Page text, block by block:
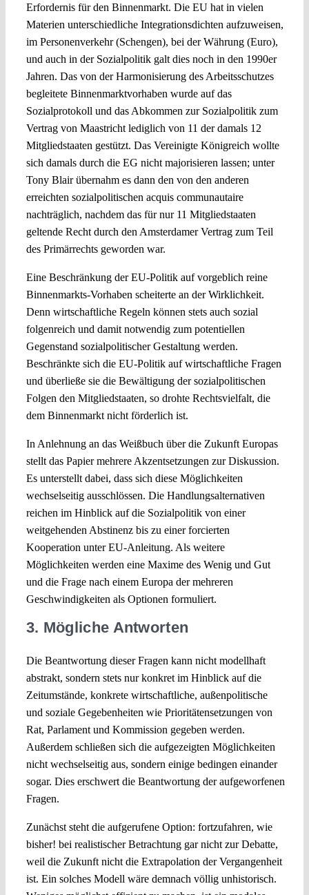
Erfordernis für den Binnenmarkt. Die EU hat in vielen
Materien unterschiedliche Integrationsdichten aufzuweisen,
im Personenverkehr (Schengen), bei der Währung (Euro),
und auch in der Sozialpolitik galt dies noch in den 1990er
Jahren. Das von der Harmonisierung des Arbeitsschutzes
begleitete Binnenmarktvorhaben wurde auf das
Sozialprotokoll und das Abkommen zur Sozialpolitik zum
Vertrag von Maastricht lediglich von 11 der damals 12
Mitgliedstaaten gestützt. Das Vereinigte Königreich wollte
sich damals durch die EG nicht majorisieren lassen; unter
Tony Blair übernahm es dann den von den anderen
erreichten sozialpolitischen acquis communautaire
nachträglich, nachdem das für nur 11 Mitgliedstaaten
geltende Recht durch den Amsterdamer Vertrag zum Teil
des Primärrechts geworden war.
Eine Beschränkung der EU-Politik auf vorgeblich reine
Binnenmarkts-Vorhaben scheiterte an der Wirklichkeit.
Denn wirtschaftliche Regeln können stets auch sozial
folgenreich und damit notwendig zum potentiellen
Gegenstand sozialpolitischer Gestaltung werden.
Beschränkte sich die EU-Politik auf wirtschaftliche Fragen
und überließe sie die Bewältigung der sozialpolitischen
Folgen den Mitgliedstaaten, so drohte Rechtsvielfalt, die
dem Binnenmarkt nicht förderlich ist.
In Anlehnung an das Weißbuch über die Zukunft Europas
stellt das Papier mehrere Akzentsetzungen zur Diskussion.
Es unterstellt dabei, dass sich diese Möglichkeiten
wechselseitig ausschlössen. Die Handlungsalternativen
reichen im Hinblick auf die Sozialpolitik von einer
weitgehenden Abstinenz bis zu einer forcierten
Kooperation unter EU-Anleitung. Als weitere
Möglichkeiten werden eine Maxime des Wenig und Gut
und die Frage nach einem Europa der mehreren
Geschwindigkeiten als Optionen formuliert.
3. Mögliche Antworten
Die Beantwortung dieser Fragen kann nicht modellhaft
abstrakt, sondern stets nur konkret im Hinblick auf die
Zeitumstände, konkrete wirtschaftliche, außenpolitische
und soziale Gegebenheiten wie Prioritätensetzungen von
Rat, Parlament und Kommission gegeben werden.
Außerdem schließen sich die aufgezeigten Möglichkeiten
nicht wechselseitig aus, sondern einige bedingen einander
sogar. Dies erschwert die Beantwortung der aufgeworfenen
Fragen.
Zunächst steht die aufgerufene Option: fortzufahren, wie
bisher! bei realistischer Betrachtung gar nicht zur Debatte,
weil die Zukunft nicht die Extrapolation der Vergangenheit
ist. Ein solches Modell wäre demnach völlig unhistorisch.